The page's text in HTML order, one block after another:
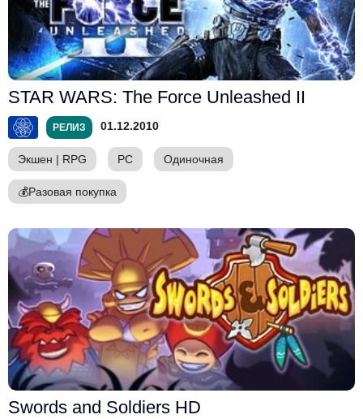
STAR WARS: The Force Unleashed II
РЕЛИЗ 01.12.2010
Экшен | RPG PC Одиночная
💰Разовая покупка
Swords and Soldiers HD